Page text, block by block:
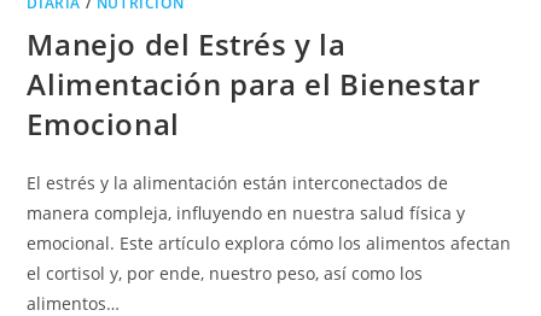
Manejo del Estrés y la
Alimentación para el Bienestar
Emocional
El estrés y la alimentación están interconectados de
manera compleja, influyendo en nuestra salud física y
emocional. Este artículo explora cómo los alimentos afectan
el cortisol y, por ende, nuestro peso, así como los
alimentos…